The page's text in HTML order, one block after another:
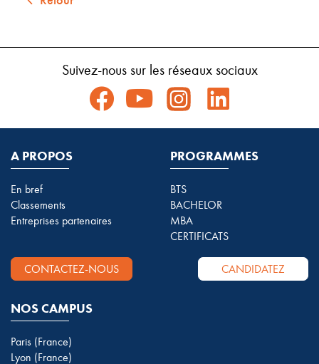
Suivez-nous sur les réseaux sociaux
A PROPOS
En bref
Classements
Entreprises partenaires
PROGRAMMES
BTS
BACHELOR
MBA
CERTIFICATS
CONTACTEZ-NOUS CANDIDATEZ
NOS CAMPUS
Paris (France)
Lyon (France)